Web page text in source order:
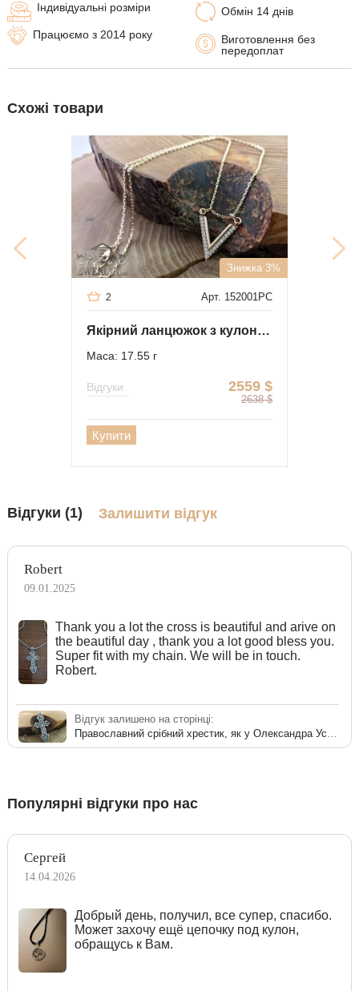
Обмін 14 днів
Виготовлення без
передоплат
Індивідуальні розміри
Працюємо з 2014 року
Схожі товари
Знижка 3%
Арт. 152001PC
2
Якірний ланцюжок з кулоном-літерою "V" із золота
Маса: 17.55 г
2559 $
2638 $
Відгуки
Купити
Відгуки (1) Залишити відгук
Robert
09.01.2025
Тhank you a lot the cross is beautiful and arive on
the beautiful day , thank you a lot good bless you.
Super fit with my chain. We will be in touch.
Robert.
Відгук залишено на сторінці:
Популярні відгуки про нас
Сергей
14.04.2026
Добрый день, получил, все супер, спасибо.
Может захочу ещё цепочку под кулон,
обращусь к Вам.